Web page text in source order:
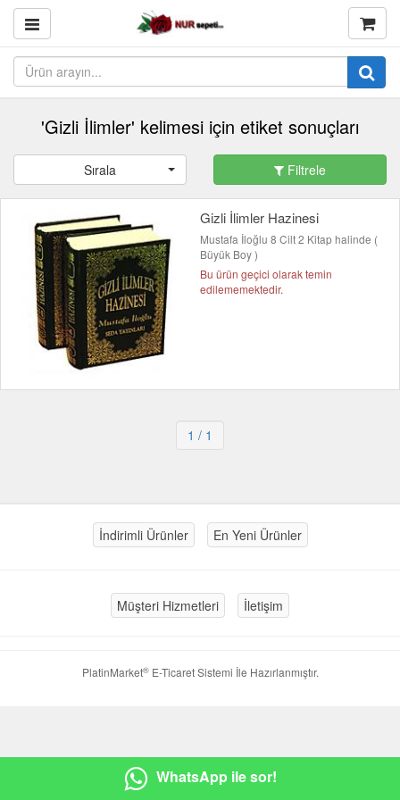
'Gizli İlimler' kelimesi için etiket sonuçları
Sırala Filtrele
Gizli İlimler Hazinesi
Mustafa İloğlu 8 Cilt 2 Kitap halinde (
Büyük Boy )
Bu ürün geçici olarak temin
edilememektedir.
1 / 1
İndirimli Ürünler En Yeni Ürünler
Müşteri Hizmetleri İletişim
PlatinMarket®E-Ticaret Sistemi İle Hazırlanmıştır.
WhatsApp ile sor!